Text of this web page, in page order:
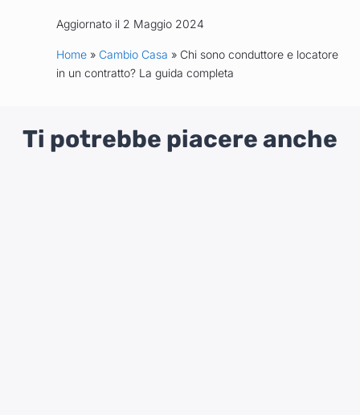
Aggiornato il 2 Maggio 2024
Home» Cambio Casa » Chi sono conduttore e locatore
in un contratto? La guida completa
Ti potrebbe piacere anche